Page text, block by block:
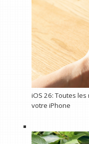
iOS 26: Toutes
votre iPhone